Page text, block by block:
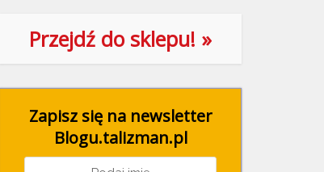
Przejdź do sklepu! »
Zapisz się na newsletter
Blogu.talizman.pl